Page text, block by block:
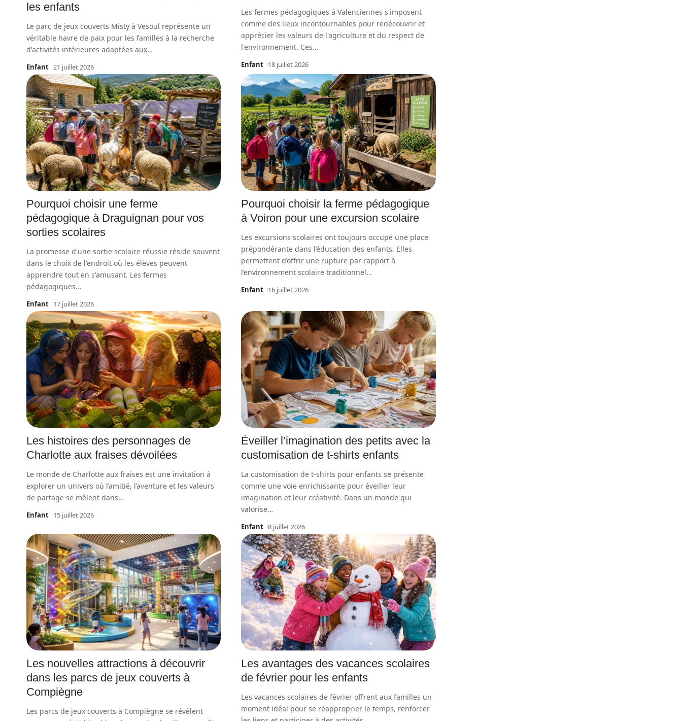
les enfants
Le parc de jeux couverts Misty à Vesoul représente un
véritable havre de paix pour les familles à la recherche
d'activités intérieures adaptées aux…
Enfant 21 juillet 2026
Les fermes pédagogiques à Valenciennes s'imposent
comme des lieux incontournables pour redécouvrir et
apprécier les valeurs de l'agriculture et du respect de
l'environnement. Ces…
Enfant 18 juillet 2026
Pourquoi choisir une ferme
pédagogique à Draguignan pour vos
sorties scolaires
La promesse d'une sortie scolaire réussie réside souvent
dans le choix de l'endroit où les élèves peuvent
apprendre tout en s'amusant. Les fermes
pédagogiques…
Enfant 17 juillet 2026
Pourquoi choisir la ferme pédagogique
à Voiron pour une excursion scolaire
Les excursions scolaires ont toujours occupé une place
prépondérante dans l’éducation des enfants. Elles
permettent d’offrir une rupture par rapport à
l’environnement scolaire traditionnel…
Enfant 16 juillet 2026
Les histoires des personnages de
Charlotte aux fraises dévoilées
Le monde de Charlotte aux fraises est une invitation à
explorer un univers où l’amitié, l’aventure et les valeurs
de partage se mêlent dans…
Enfant 15 juillet 2026
Éveiller l’imagination des petits avec la
customisation de t-shirts enfants
La customisation de t-shirts pour enfants se présente
comme une voie enrichissante pour éveiller leur
imagination et leur créativité. Dans un monde qui
valorise…
Enfant 8 juillet 2026
Les nouvelles attractions à découvrir
dans les parcs de jeux couverts à
Compiègne
Les parcs de jeux couverts à Compiègne se révèlent
Les avantages des vacances scolaires
de février pour les enfants
Les vacances scolaires de février offrent aux familles un
moment idéal pour se réapproprier le temps, renforcer